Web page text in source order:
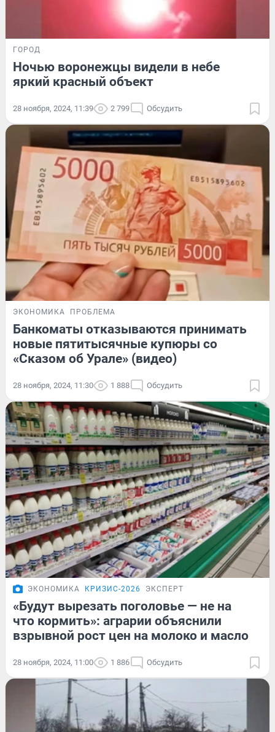
ГОРОД
Ночью воронежцы видели в небе
яркий красный объект
28 ноября, 2024, 11:39 2 799 Обсудить
ЭКОНОМИКА ПРОБЛЕМА
Банкоматы отказываются принимать
новые пятитысячные купюры со
«Сказом об Урале» (видео)
28 ноября, 2024, 11:30 1 888 Обсудить
ЭКОНОМИКА КРИЗИС-2026 ЭКСПЕРТ
«Будут вырезать поголовье — не на
что кормить»: аграрии объяснили
взрывной рост цен на молоко и масло
28 ноября, 2024, 11:00 1 886 Обсудить